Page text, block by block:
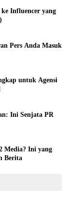
Influencer yang
Pers Anda Masuk
untuk Agensi
Ini Senjata PR
Media? Ini yang
Berita